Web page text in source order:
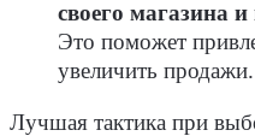
своего магазина
Это поможет
увеличить продажи.
Лучшая тактика при